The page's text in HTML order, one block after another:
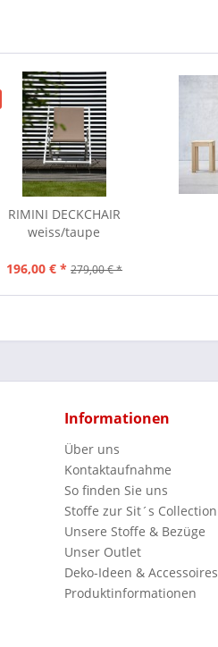
RIMINI DECKCHAIR
weiss/taupe
196,00 € * 279,00 € *
Informationen
Über uns
Kontaktaufnahme
So finden Sie uns
Stoffe zur Sit´s Collection
Unsere Stoffe & Bezüge
Unser Outlet
Deko-Ideen & Accessoires
Produktinformationen